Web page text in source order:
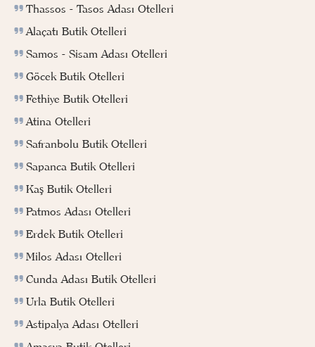
Thassos - Tasos Adası Otelleri
Alaçatı Butik Otelleri
Samos - Sisam Adası Otelleri
Göcek Butik Otelleri
Fethiye Butik Otelleri
Atina Otelleri
Safranbolu Butik Otelleri
Sapanca Butik Otelleri
Kaş Butik Otelleri
Patmos Adası Otelleri
Erdek Butik Otelleri
Milos Adası Otelleri
Cunda Adası Butik Otelleri
Urla Butik Otelleri
Astipalya Adası Otelleri